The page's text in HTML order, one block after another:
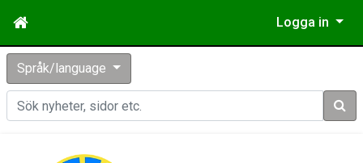
Logga in
Språk/language
Sök